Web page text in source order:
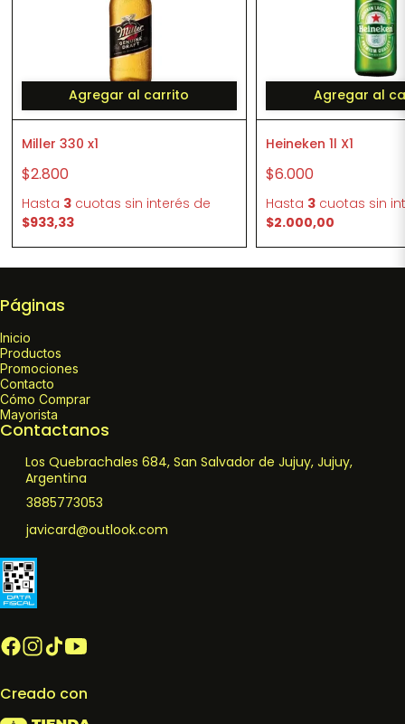
Agregar al carrito
Miller 330 x1
$2.800
Hasta 3cuotas sin interés de
$933,33
Agregar al
Heineken 1l X1
$6.000
Hasta 3 cuotas sin
$2.000,00
Páginas
Inicio
Productos
Promociones
Contacto
Cómo Comprar
Mayorista
Contactanos
Los Quebrachales 684, San Salvador de Jujuy, Jujuy,
Argentina
3885773053
javicard@outlook.com
Creado con